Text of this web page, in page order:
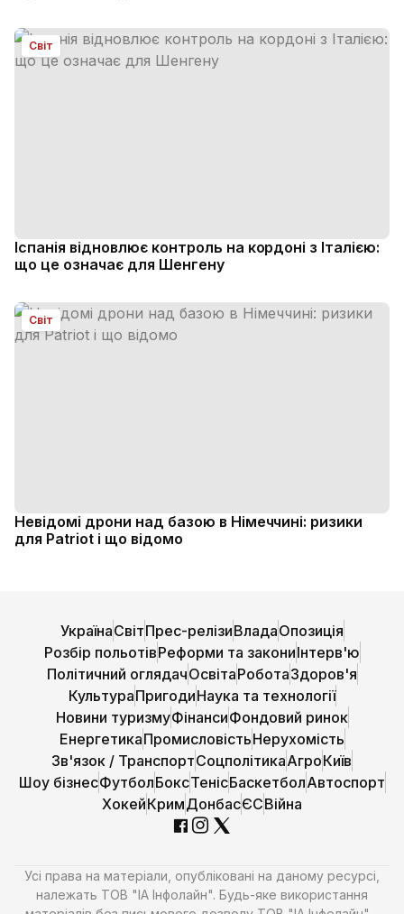
Світ
Іспанія відновлює контроль на кордоні з Італією:
що це означає для Шенгену
Світ
Невідомі дрони над базою в Німеччині: ризики
для Patriot і що відомо
УкраїнаСвітПрес-релізиВладаОпозиція
Розбір польотівРеформи та закониІнтерв'ю
Політичний оглядачОсвітаРоботаЗдоров'я
КультураПригодиНаука та технології
Новини туризмуФінансиФондовий ринок
ЕнергетикаПромисловістьНерухомість
Зв'язок / ТранспортСоцполітикаАгроКиїв
Шоу бізнесФутболБоксТенісБаскетболАвтоспорт
ХокейКримДонбасЄСВійна
Усі права на матеріали, опубліковані на даному ресурсі,
належать ТОВ "ІА Інфолайн". Будь-яке використання